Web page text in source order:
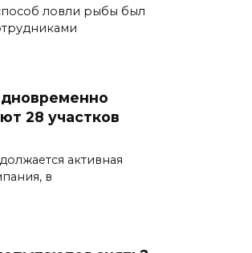
ловли рыбы был
28 участков
активная
в